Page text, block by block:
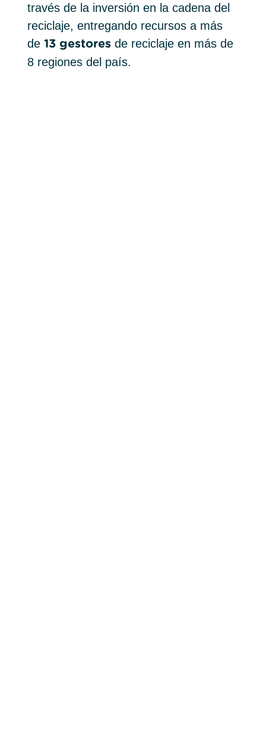
través de la inversión en la cadena del
reciclaje, entregando recursos a más
de 13 gestoresde reciclaje en más de
8 regiones del país.